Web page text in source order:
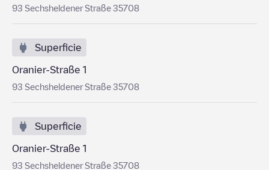
93 Sechsheldener Straße 35708
Superficie
Oranier-Straße 1
93 Sechsheldener Straße 35708
Superficie
Oranier-Straße 1
93 Sechsheldener Straße 35708